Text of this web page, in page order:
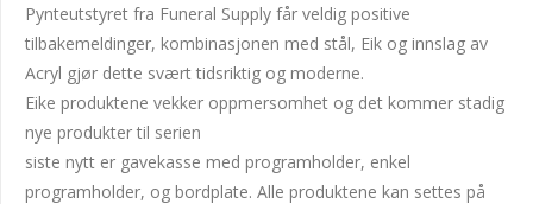
Pynteutstyret fra Funeral Supply får veldig positive
tilbakemeldinger, kombinasjonen med stål, Eik og innslag av
Acryl gjør dette svært tidsriktig og moderne.
Eike produktene vekker oppmersomhet og det kommer stadig
nye produkter til serien
siste nytt er gavekasse med programholder, enkel
programholder, og bordplate. Alle produktene kan settes på